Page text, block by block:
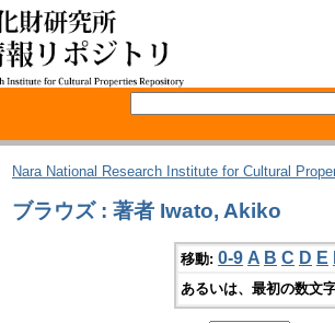
Nara National Research Institute for Cultural
ブラウズ : 著者 Iwato, Akiko
移動: 0-9 A B C D E
あるいは、最初の数文